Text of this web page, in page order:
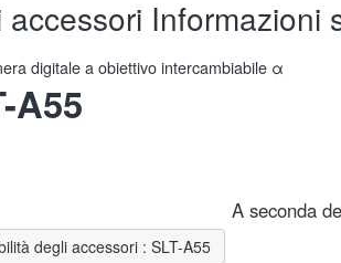
accessori Informazioni
digitale a obiettivo intercambiabile α
A55
A seconda
degli accessori : SLT-A55